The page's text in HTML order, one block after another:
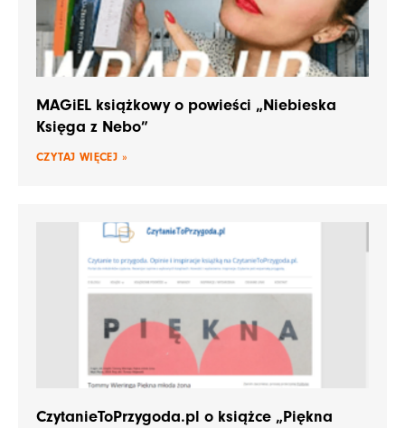
MAGiEL książkowy o powieści „Niebieska
Księga z Nebo”
CZYTAJ WIĘCEJ »
CzytanieToPrzygoda.pl o książce „Piękna